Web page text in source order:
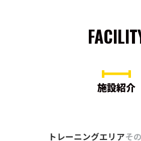
施設紹介
トレーニングエリアそ